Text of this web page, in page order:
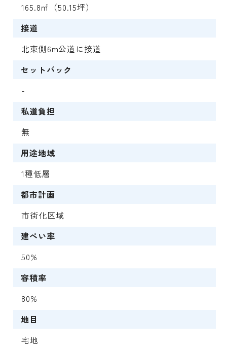
165.8㎡（50.15坪）
接道
北東側6m公道に接道
セットバック
-
私道負担
無
用途地域
1種低層
都市計画
市街化区域
建ぺい率
50%
容積率
80%
地目
宅地